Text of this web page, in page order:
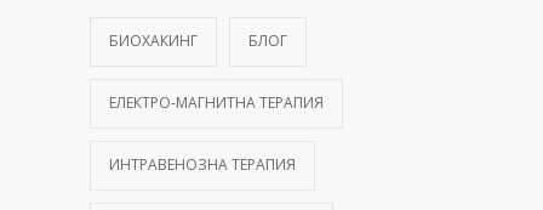
БИОХАКИНГ БЛОГ
ЕЛЕКТРО-МАГНИТНА ТЕРАПИЯ
ИНТРАВЕНОЗНА ТЕРАПИЯ